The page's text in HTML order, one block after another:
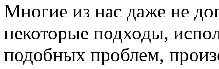
Многие из нас даже не
некоторые подходы,
подобных проблем,